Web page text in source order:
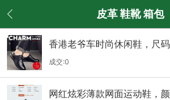
皮革 鞋靴 箱包
香港老爷车时尚休闲鞋，尺
成交:0
网红炫彩薄款网面运动鞋，